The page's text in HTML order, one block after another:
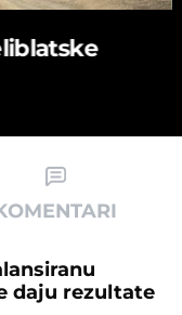
daju rezultate